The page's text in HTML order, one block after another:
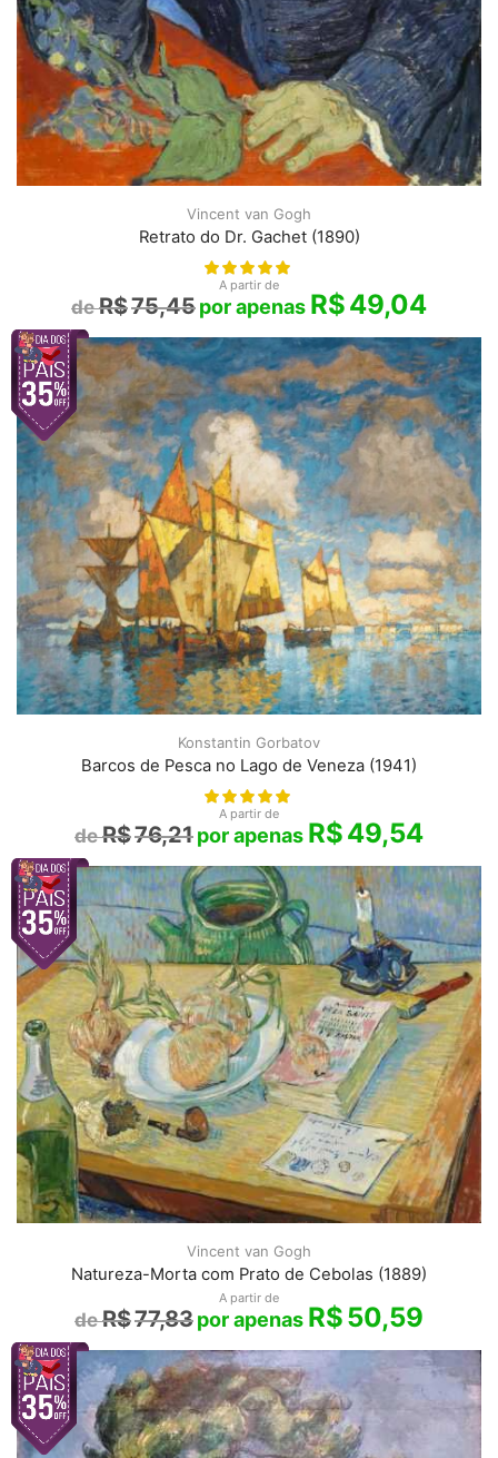
Vincent van Gogh
Retrato do Dr. Gachet (1890)
A partir de
R$75,45 R$49,04
Konstantin Gorbatov
Barcos de Pesca no Lago de Veneza (1941)
A partir de
R$76,21 R$49,54
Vincent van Gogh
Natureza-Morta com Prato de Cebolas (1889)
A partir de
R$77,83 R$50,59